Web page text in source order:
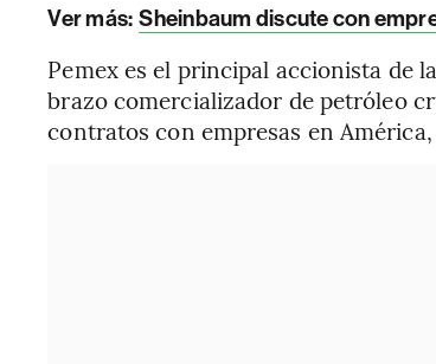
Ver más: Sheinbaum discute con
Pemex es el principal accionista de
brazo comercializador de petróleo
contratos con empresas en